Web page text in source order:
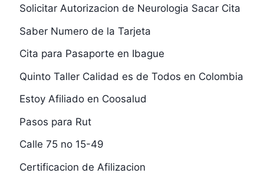
Solicitar Autorizacion de Neurologia Sacar Cita
Saber Numero de la Tarjeta
Cita para Pasaporte en Ibague
Quinto Taller Calidad es de Todos en Colombia
Estoy Afiliado en Coosalud
Pasos para Rut
Calle 75 no 15-49
Certificacion de Afilizacion